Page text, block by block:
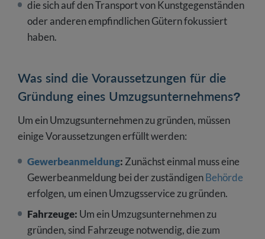
die sich auf den Transport von Kunstgegenständen
oder anderen empfindlichen Gütern fokussiert
haben.
Was sind die Voraussetzungen für die
Gründung eines Umzugsunternehmens?
Um ein Umzugsunternehmen zu gründen, müssen
einige Voraussetzungen erfüllt werden:
Gewerbeanmeldung: Zunächst einmal muss eine
Gewerbeanmeldung bei der zuständigenBehörde
erfolgen, um einen Umzugsservice zu gründen.
Fahrzeuge: Um ein Umzugsunternehmen zu
gründen, sind Fahrzeuge notwendig, die zum